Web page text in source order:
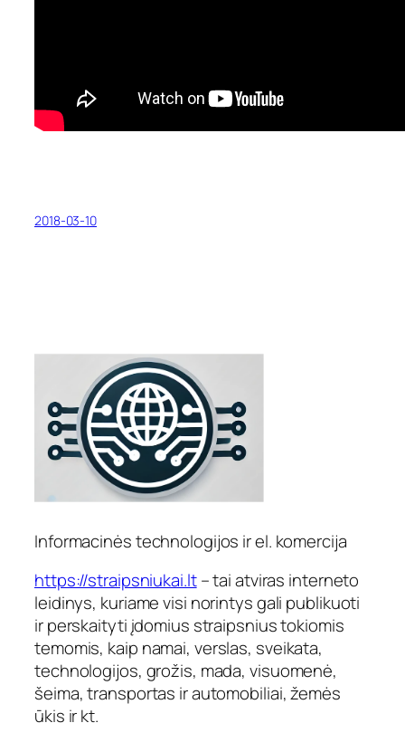
2018-03-10
Informacinės technologijos ir el. komercija
https://straipsniukai.lt– tai atviras interneto
leidinys, kuriame visi norintys gali publikuoti
ir perskaityti įdomius straipsnius tokiomis
temomis, kaip namai, verslas, sveikata,
technologijos, grožis, mada, visuomenė,
šeima, transportas ir automobiliai, žemės
ūkis ir kt.